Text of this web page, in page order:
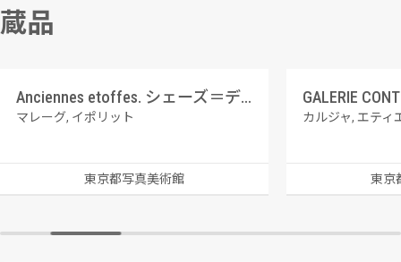
蔵品
Anciennes etoffes. シェーズ＝デュのタペストリー（図版30）
マレーグ, イポリット
東京都写真美術館
カルジャ, エティ
東京